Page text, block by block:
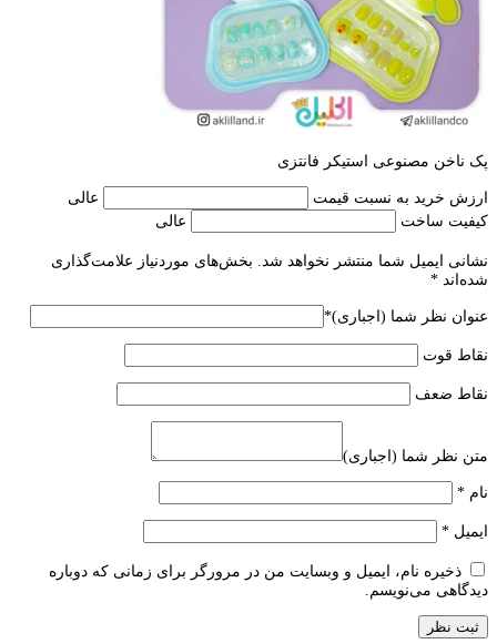
پک ناخن مصنوعی استیکر فانتزی
ارزش خرید به نسبت قیمت
عالی
کیفیت ساخت
عالی
نشانی ایمیل شما منتشر نخواهد شد.
بخش‌های موردنیاز علامت‌گذاری
شده‌اند *
عنوان نظر شما (اجباری)*
نقاط قوت
نقاط ضعف
متن نظر شما (اجباری)
نام *
ایمیل *
ذخیره نام، ایمیل و وبسایت من در مرورگر برای زمانی که دوباره
دیدگاهی می‌نویسم.